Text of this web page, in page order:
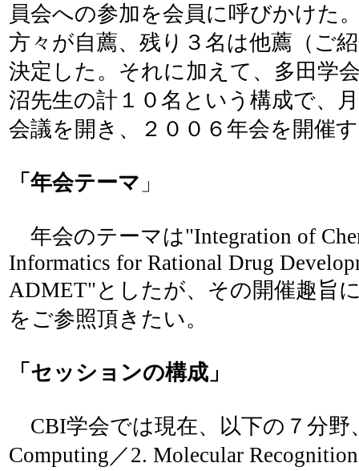
員会への参加を会員に呼びかけた
方々が自薦、残り３名は他薦（ご
決定した。それに加えて、多田学
沼先生の計１０名という構成で、
会議を開き、２００６年会を開催
「年会テーマ 」
年会のテーマは"Integration of
Informatics for Rational Drug
ADMET"としたが、その開催趣旨
をご参照頂きたい。
「セッションの構成」
CBI学会では現在、以下の７分野
Computing／2. Molecular